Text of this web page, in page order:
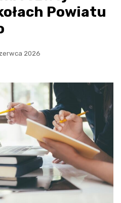
Powiatu
2026